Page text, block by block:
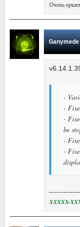
Очень
Ganymede
-
-
-
be
-
-
XXXXX-